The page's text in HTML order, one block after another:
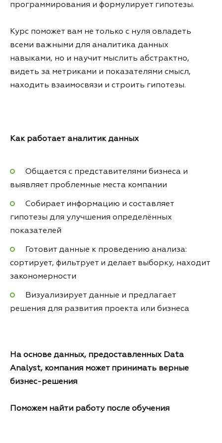
программирования и формулирует гипотезы.
Курс поможет вам не только с нуля овладеть
всеми важными для аналитика данных
навыками, но и научит мыслить абстрактно,
видеть за метриками и показателями смысл,
находить взаимосвязи и строить гипотезы.
Как работает аналитик данных
Общается с представителями бизнеса и
выявляет проблемные места компании
Собирает информацию и составляет
гипотезы для улучшения определённых
показателей
Готовит данные к проведению анализа:
сортирует, фильтрует и делает выборку, находит
закономерности
Визуализирует данные и предлагает
решения для развития проекта или бизнеса
На основе данных, предоставленных Data
Analyst, компания может принимать верные
бизнес-решения
Поможем найти работу после обучения